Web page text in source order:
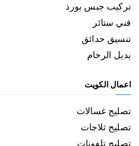
تركيب جبس بورد
فني ستائر
تنسيق حدائق
بديل الرخام
اعمال الكويت
تصليح غسالات
تصليح ثلاجات
تصليح تلفونات